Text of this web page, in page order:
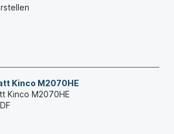
Kinco M2070HE
Kinco M2070HE